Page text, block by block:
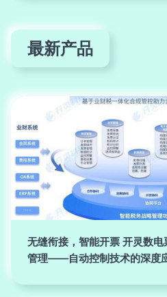
最新产品
无缝衔接，智能开票 开灵数
管理——自动控制技术的深度